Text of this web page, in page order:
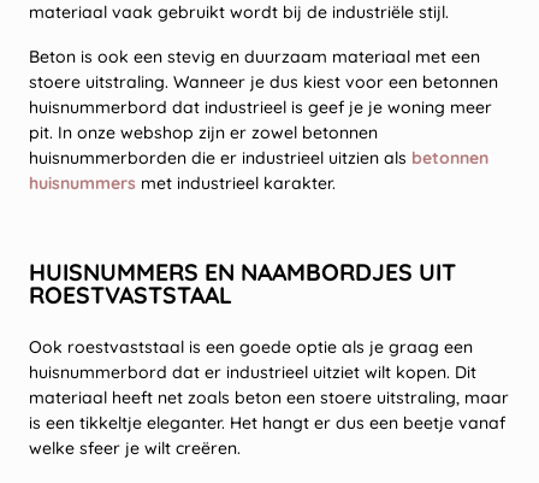
materiaal vaak gebruikt wordt bij de industriële stijl.
Beton is ook een stevig en duurzaam materiaal met een
stoere uitstraling. Wanneer je dus kiest voor een betonnen
huisnummerbord dat industrieel is geef je je woning meer
pit. In onze webshop zijn er zowel betonnen
huisnummerborden die er industrieel uitzien als betonnen
huisnummers met industrieel karakter.
HUISNUMMERS EN NAAMBORDJES UIT
ROESTVASTSTAAL
Ook roestvaststaal is een goede optie als je graag een
huisnummerbord dat er industrieel uitziet wilt kopen. Dit
materiaal heeft net zoals beton een stoere uitstraling, maar
is een tikkeltje eleganter. Het hangt er dus een beetje vanaf
welke sfeer je wilt creëren.